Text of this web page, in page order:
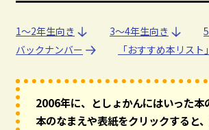
1～2年生向き
1～2年生向き 3～4年生向き
3～4年生向き
バックナンバー
「おすすめ本リスト
2006年に、としょかんにはいった本
本のなまえや表紙をクリックすると